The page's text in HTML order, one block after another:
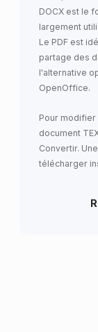
DOCX est le
largement
Le PDF est
partage des
l'alternative
OpenOffice.
Pour modifier
document
Convertir.
télécharger